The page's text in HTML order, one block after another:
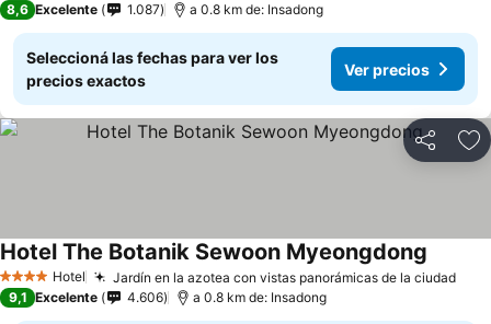
8,6 Excelente 1.087 a 0.8 km de: Insadong
Seleccioná las fechas para ver los
precios exactos
Ver precios
Compartir
4 EstrellasHotel Jardín en la azotea con vistas panorámicas de la ciudad
Hotel The Botanik Sewoon Myeongdong
9,1 Excelente 4.606 a 0.8 km de: Insadong